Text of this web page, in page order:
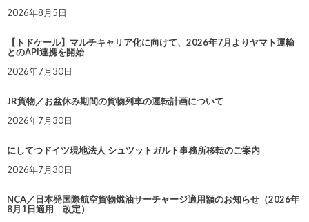
2026年8月5日
【トドケール】マルチキャリア化に向けて、2026年7月よりヤマト運輸
とのAPI連携を開始
2026年7月30日
JR貨物／お盆休み期間の貨物列車の運転計画について
2026年7月30日
にしてつドイツ現地法人 シュツットガルト事務所移転のご案内
2026年7月30日
NCA／日本発国際航空貨物燃油サーチャージ適用額のお知らせ（2026年
8月1日適用 改定）